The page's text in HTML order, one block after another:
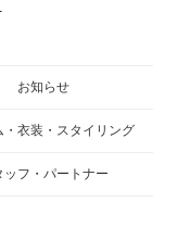
お知らせ
・衣装・スタイリング
ッフ・パートナー